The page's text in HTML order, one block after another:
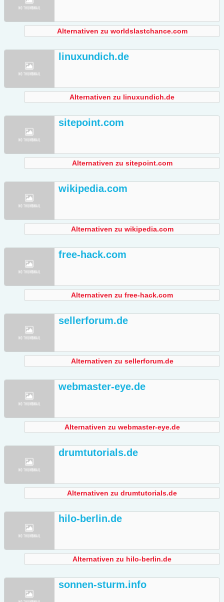
Alternativen zu worldslastchance.com
linuxundich.de
Alternativen zu linuxundich.de
sitepoint.com
Alternativen zu sitepoint.com
wikipedia.com
Alternativen zu wikipedia.com
free-hack.com
Alternativen zu free-hack.com
sellerforum.de
Alternativen zu sellerforum.de
webmaster-eye.de
Alternativen zu webmaster-eye.de
drumtutorials.de
Alternativen zu drumtutorials.de
hilo-berlin.de
Alternativen zu hilo-berlin.de
sonnen-sturm.info